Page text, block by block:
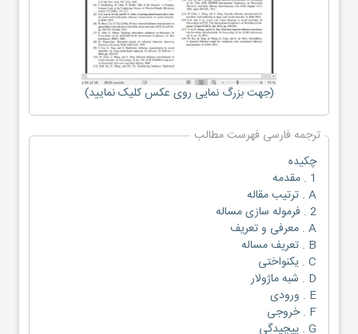
(جهت بزرگ نمایی روی عکس کلیک نمایید)
ترجمه فارسی فهرست مطالب
چکیده
1 . مقدمه
A . ترتیب مقاله
2 . فرموله سازی مساله
A . معرفی و تعریف
B . تعریف مساله
C . یکنواختی
D . شبه ماژولار
E . ورودی
F . خروجی
G . پیچیدگی